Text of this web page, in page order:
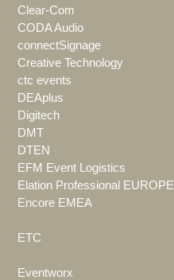
Clear-Com
CODA Audio
connectSignage
Creative Technology
ctc events
DEAplus
Digitech
DMT
DTEN
EFM Event Logistics
Elation Professional EUROPE
Encore EMEA
ETC
Eventworx